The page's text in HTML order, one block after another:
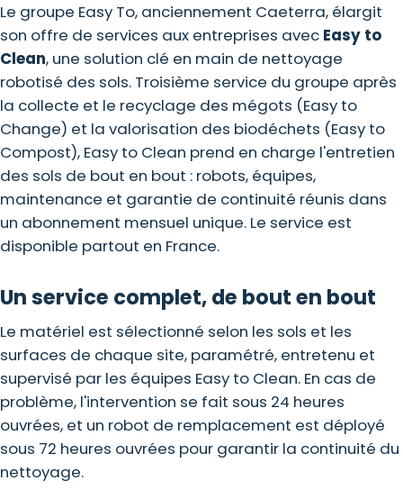
Le groupe Easy To, anciennement Caeterra, élargit
son offre de services aux entreprises avec Easy to
Clean, une solution clé en main de nettoyage
robotisé des sols. Troisième service du groupe après
la collecte et le recyclage des mégots (Easy to
Change) et la valorisation des biodéchets (Easy to
Compost), Easy to Clean prend en charge l'entretien
des sols de bout en bout : robots, équipes,
maintenance et garantie de continuité réunis dans
un abonnement mensuel unique. Le service est
disponible partout en France.
Un service complet, de bout en bout
Le matériel est sélectionné selon les sols et les
surfaces de chaque site, paramétré, entretenu et
supervisé par les équipes Easy to Clean. En cas de
problème, l'intervention se fait sous 24 heures
ouvrées, et un robot de remplacement est déployé
sous 72 heures ouvrées pour garantir la continuité du
nettoyage.